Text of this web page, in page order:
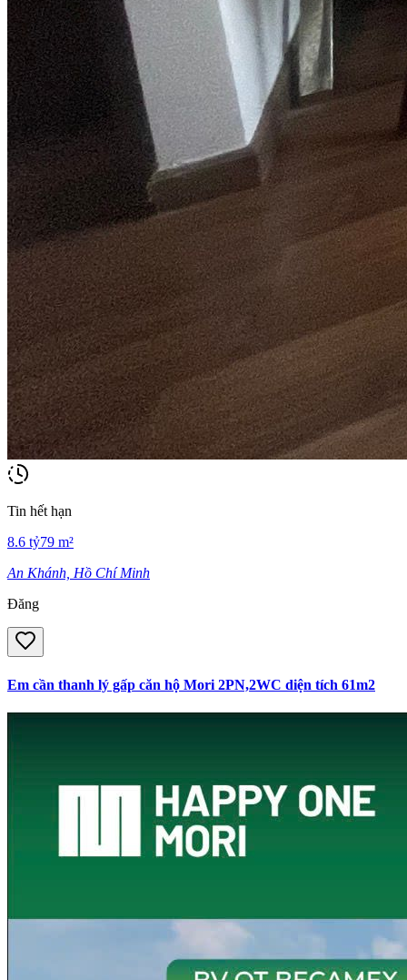
Tin hết hạn
8.6 tỷ79 m²
An Khánh, Hồ Chí Minh
Đăng
Em cần thanh lý gấp căn hộ Mori 2PN,2WC diện tích 61m2